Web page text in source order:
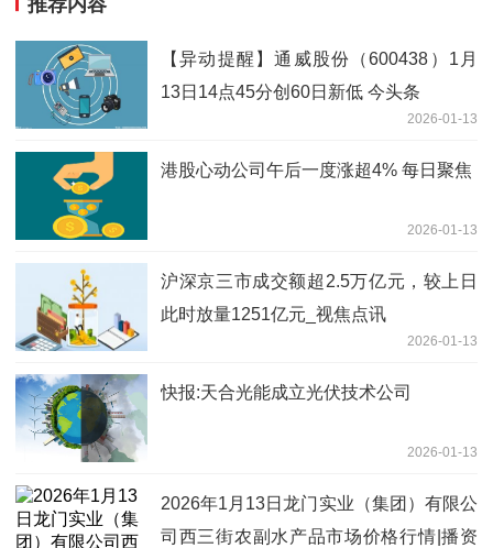
推荐内容
【异动提醒】通威股份（600438）1月
13日14点45分创60日新低 今头条
2026-01-13
港股心动公司午后一度涨超4% 每日聚焦
2026-01-13
沪深京三市成交额超2.5万亿元，较上日
此时放量1251亿元_视焦点讯
2026-01-13
快报:天合光能成立光伏技术公司
2026-01-13
2026年1月13日龙门实业（集团）有限公
司西三街农副水产品市场价格行情|播资